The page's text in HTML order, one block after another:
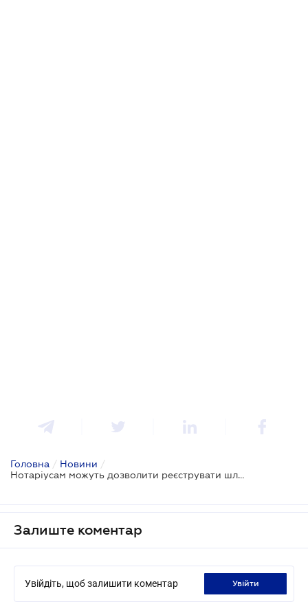
Головна / Новини /
Нотаріусам можуть дозволити реєструвати шлюби і розлучення
Залиште коментар
Увійдіть, щоб залишити коментар увійти